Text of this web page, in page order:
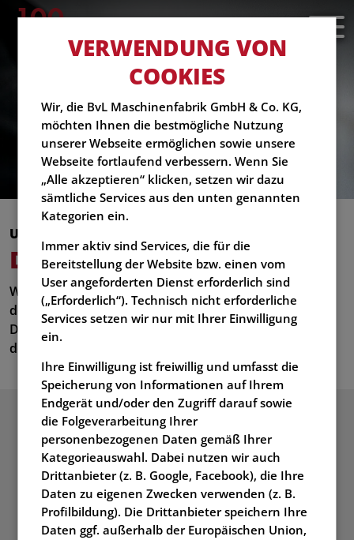
UNSERE QUALIFIKATIONEN
DOWNLOADS
Wir haben unsereQualifikationenzwar nicht nur auf
dem Papier, dennoch finden Sie hier die wichtigsten
Dokumente, damit Sie sich noch sicherer sind mit uns
den richtigen Ansprechpartner an der Hand zu haben.
DOWNLOADS
UNSERE ZERTIFIKATE
VERWENDUNG VON
COOKIES
Wir, die BvL Maschinenfabrik GmbH & Co. KG,
möchten Ihnen die bestmögliche Nutzung
unserer Webseite ermöglichen sowie unsere
Webseite fortlaufend verbessern. Wenn Sie
„Alle akzeptieren“ klicken, setzen wir dazu
sämtliche Services aus den unten genannten
Kategorien ein.
Immer aktiv sind Services, die für die
Bereitstellung der Website bzw. einen vom
User angeforderten Dienst erforderlich sind
(„Erforderlich“). Technisch nicht erforderliche
Services setzen wir nur mit Ihrer Einwilligung
ein.
Ihre Einwilligung ist freiwillig und umfasst die
Speicherung von Informationen auf Ihrem
Endgerät und/oder den Zugriff darauf sowie
die Folgeverarbeitung Ihrer
personenbezogenen Daten gemäß Ihrer
Kategorieauswahl. Dabei nutzen wir auch
Drittanbieter (z. B. Google, Facebook), die Ihre
Daten zu eigenen Zwecken verwenden (z. B.
Profilbildung). Die Drittanbieter speichern Ihre
Daten ggf. außerhalb der Europäischen Union,